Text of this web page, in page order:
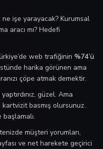
işe yarayacak? Kurumsal
aracı mı? Hedefi
web trafiğinin %74’ü
harika görünen ama
çöpe atmak demektir.
güzel. Ama
basmış olursunuz.
müşteri yorumları,
ve net harekete geçirici